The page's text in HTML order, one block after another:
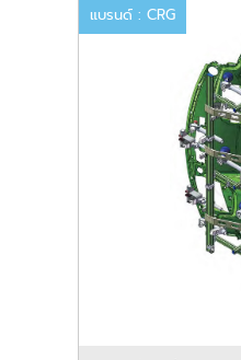
แบรนด์ : CRG